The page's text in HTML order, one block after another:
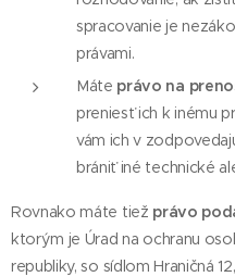
spracovanie je
právami.
Máte právo na
preniesť ich k inému
vám ich v
brániť iné technické
Rovnako máte tiež právo
ktorým je Úrad na ochranu
republiky, so sídlom Hraničná